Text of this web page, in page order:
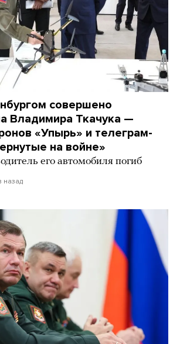
совершено
Владимира Ткачука —
«Упырь» и телеграм-
на войне»
его автомобиля погиб
назад